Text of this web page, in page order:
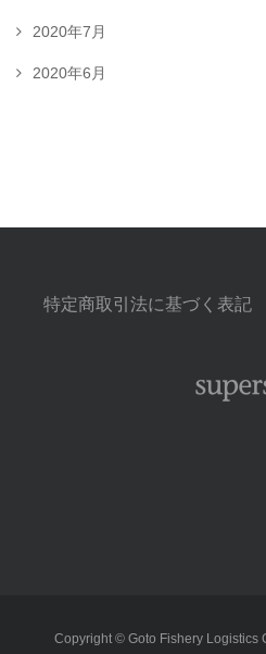
2020年7月
2020年6月
特定商取引法に基づく表記
Copyright © Goto Fishery Logistics